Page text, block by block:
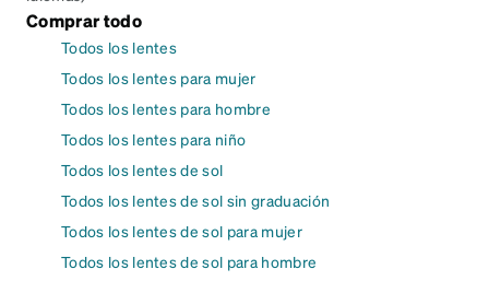
Comprar todo
Todos los lentes
Todos los lentes para mujer
Todos los lentes para hombre
Todos los lentes para niño
Todos los lentes de sol
Todos los lentes de sol sin graduación
Todos los lentes de sol para mujer
Todos los lentes de sol para hombre